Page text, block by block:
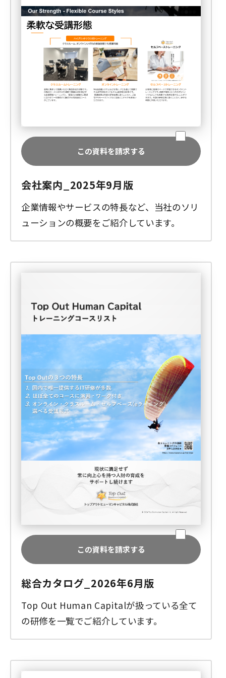
この資料を請求する
会社案内_2025年9月版
企業情報やサービスの特長など、当社のソリ
ューションの概要をご紹介しています。
この資料を請求する
総合カタログ_2026年6月版
Top Out Human Capitalが扱っている全て
の研修を一覧でご紹介しています。